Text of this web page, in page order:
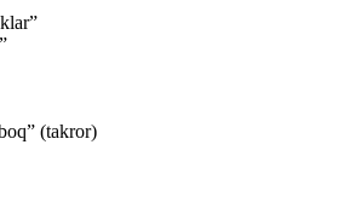
(takror)